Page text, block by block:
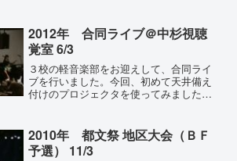
2012年 合同ライブ＠中杉視聴
覚室 6/3
３校の軽音楽部をお迎えして、合同ライ
ブを行いました。今回、初めて天井備え
付けのプロジェクタを使ってみました
像を投影してみたり、演奏風景をリアル
タイムに映し出したりと、工...
2010年 都文祭 地区大会（ＢＦ
予選） 11/3